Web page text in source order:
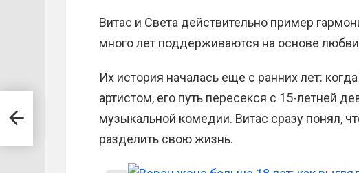
Витас и Света действительно пример
много лет поддерживаются на основе
Их история началась еще с ранних лет:
артистом, его путь пересекся с 15-летней
музыкальной комедии. Витас сразу понял,
разделить свою жизнь.